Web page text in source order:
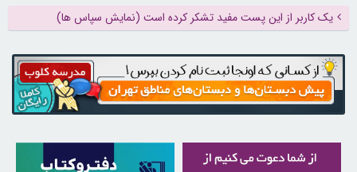
یک کاربر از این پست مفید تشکر کرده است (نمایش سپاس ها)